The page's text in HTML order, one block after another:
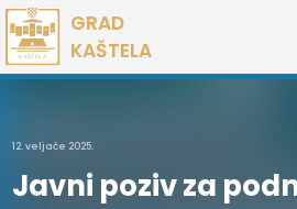
Preskoči
na
sadržaj
GRAD
KAŠTELA
12. veljače 2025.
Javni poziv za